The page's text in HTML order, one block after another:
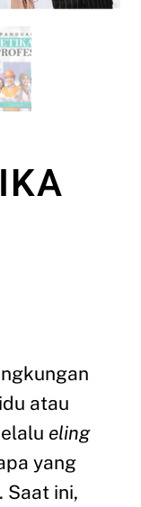
atau
eling
yang
Saat ini,